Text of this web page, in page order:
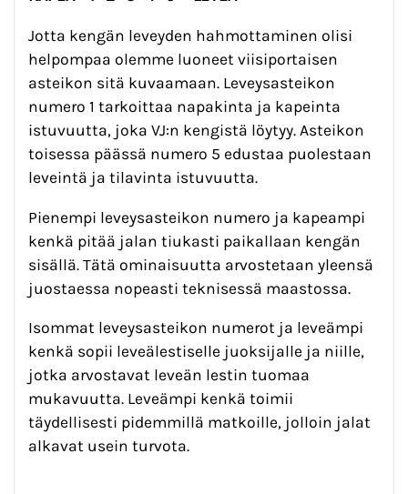
Jotta kengän leveyden hahmottaminen olisi
helpompaa olemme luoneet viisiportaisen
asteikon sitä kuvaamaan. Leveysasteikon
numero 1 tarkoittaa napakinta ja kapeinta
istuvuutta, joka VJ:n kengistä löytyy. Asteikon
toisessa päässä numero 5 edustaa puolestaan
leveintä ja tilavinta istuvuutta.
Pienempi leveysasteikon numero ja kapeampi
kenkä pitää jalan tiukasti paikallaan kengän
sisällä. Tätä ominaisuutta arvostetaan yleensä
juostaessa nopeasti teknisessä maastossa.
Isommat leveysasteikon numerot ja leveämpi
kenkä sopii leveälestiselle juoksijalle ja niille,
jotka arvostavat leveän lestin tuomaa
mukavuutta. Leveämpi kenkä toimii
täydellisesti pidemmillä matkoille, jolloin jalat
alkavat usein turvota.